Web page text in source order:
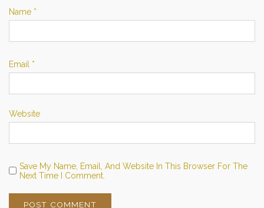
Name *
Email *
Website
Save My Name, Email, And Website In This Browser For The
Next Time I Comment.